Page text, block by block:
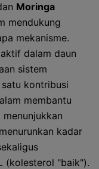
Moringa
mendukung
mekanisme.
dalam daun
sistem
kontribusi
membantu
kadar
(kolesterol "baik").